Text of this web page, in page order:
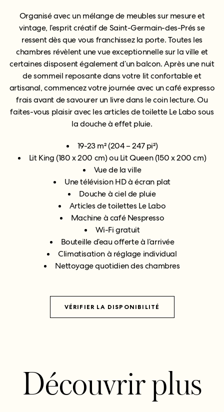
Organisé avec un mélange de meubles sur mesure et
vintage, l’esprit créatif de Saint-Germain-des-Prés se
ressent dès que vous franchissez la porte. Toutes les
chambres révèlent une vue exceptionnelle sur la ville et
certaines disposent également d’un balcon. Après une nuit
de sommeil reposante dans votre lit confortable et
artisanal, commencez votre journée avec un café expresso
frais avant de savourer un livre dans le coin lecture. Ou
faites-vous plaisir avec les articles de toilette Le Labo sous
la douche à effet pluie.
19-23 m² (204 – 247 pi²)
Lit King (180 x 200 cm) ou Lit Queen (150 x 200 cm)
Vue de la ville
Une télévision HD à écran plat
Douche à ciel de pluie
Articles de toilettes Le Labo
Machine à café Nespresso
Wi-Fi gratuit
Bouteille d’eau offerte à l’arrivée
Climatisation à réglage individual
Nettoyage quotidien des chambres
VÉRIFIER LA DISPONIBILITÉ
Découvrir plus